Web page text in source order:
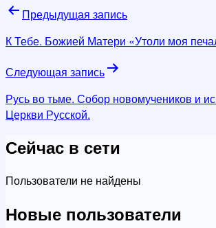
Навигация
по
Предыдущая запись
К Тебе. Божией Матери «Утоли моя
Следующая запись
Русь во тьме. Собор новомучеников и
Церкви Русской.
Сейчас в сети
Пользователи не найдены
Новые пользователи